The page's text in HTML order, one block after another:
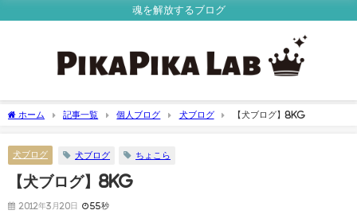
魂を解放するブログ
ホーム 記事一覧 個人ブログ 犬ブログ 【犬ブログ】8kg
犬ブログ 犬ブログ ちょこら
【犬ブログ】8kg
2012年3月20日 55秒